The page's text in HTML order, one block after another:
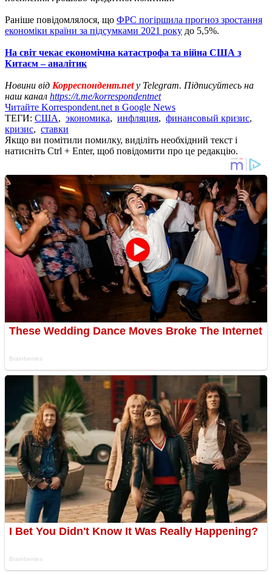
Раніше повідомлялося, що ФРС погіршила прогноз зростання
економіки країни за підсумками 2021 року до 5,5%.
На світ чекає економічна катастрофа та війна США з
Китаєм – аналітик
Новини від Корреспондент.netу Telegram. Підписуйтесь на
наш канал https://t.me/korrespondentnet
Читайте Korrespondent.net в Google News
ТЕГИ: США, экономика, инфляция, финансовый кризис,
кризис, ставки
Якщо ви помітили помилку, виділіть необхідний текст і
натисніть Ctrl + Enter, щоб повідомити про це редакцію.